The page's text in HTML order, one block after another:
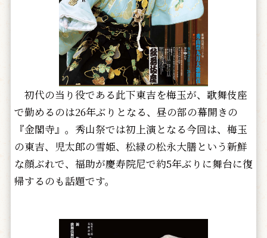
初代の当り役である此下東吉を梅玉が、歌舞伎座
で勤めるのは26年ぶりとなる、昼の部の幕開きの
『金閣寺』。秀山祭では初上演となる今回は、梅玉
の東吉、児太郎の雪姫、松緑の松永大膳という新鮮
な顔ぶれで、福助が慶寿院尼で約5年ぶりに舞台に復
帰するのも話題です。